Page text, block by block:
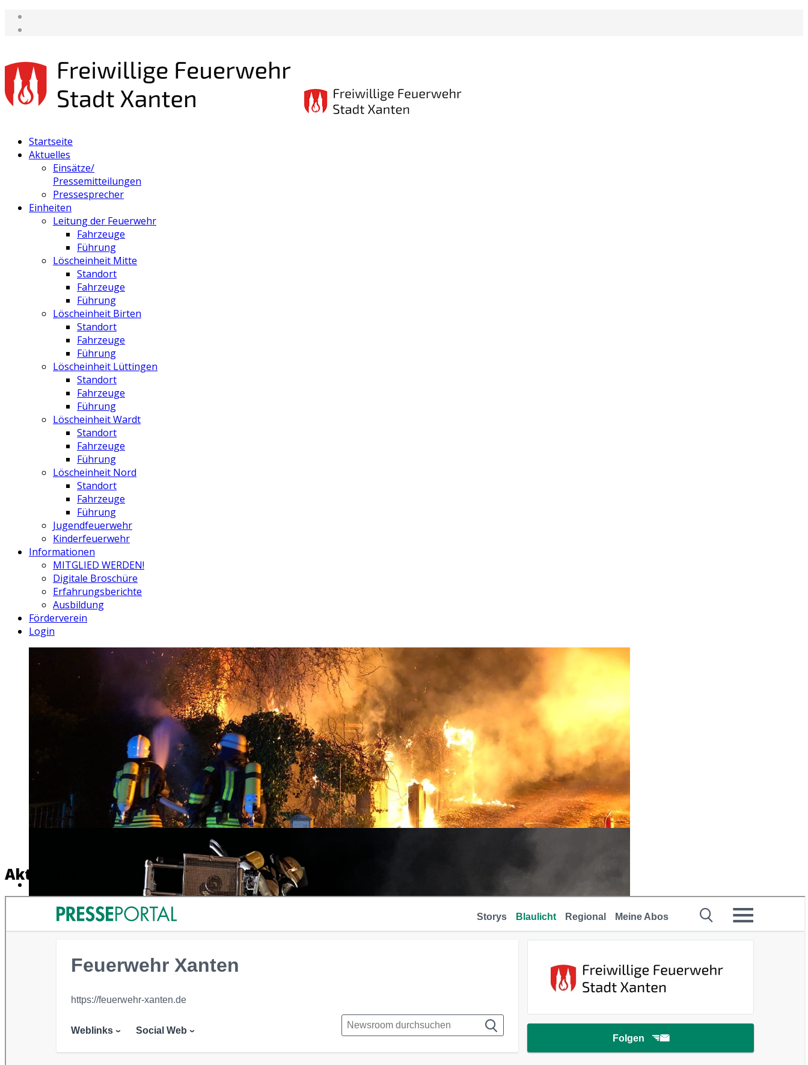
Startseite
Aktuelles
Einsätze/
Pressemitteilungen
Pressesprecher
Einheiten
Leitung der Feuerwehr
Fahrzeuge
Führung
Löscheinheit Mitte
Standort
Fahrzeuge
Führung
Löscheinheit Birten
Standort
Fahrzeuge
Führung
Löscheinheit Lüttingen
Standort
Fahrzeuge
Führung
Löscheinheit Wardt
Standort
Fahrzeuge
Führung
Löscheinheit Nord
Standort
Fahrzeuge
Führung
Jugendfeuerwehr
Kinderfeuerwehr
Informationen
MITGLIED WERDEN!
Digitale Broschüre
Erfahrungsberichte
Ausbildung
Förderverein
Login
Aktuelles